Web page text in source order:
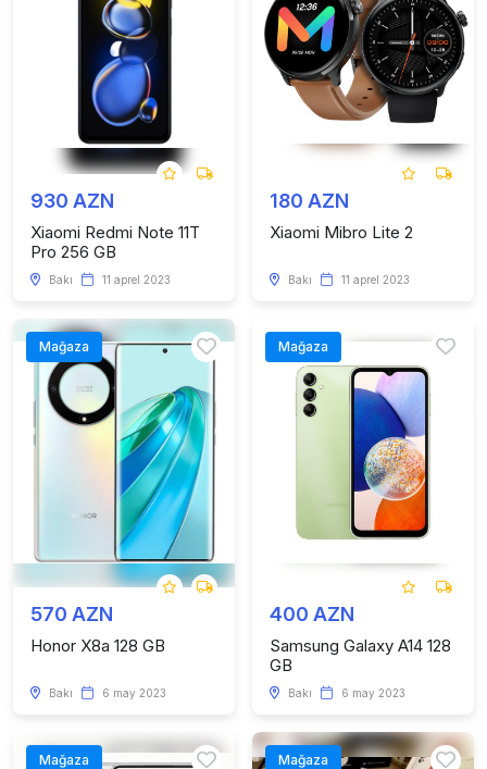
930 AZN
Xiaomi Redmi Note 11T
Pro 256 GB
Bakı 11 aprel 2023
180 AZN
Xiaomi Mibro Lite 2
Bakı 11 aprel 2023
Mağaza
570 AZN
Honor X8a 128 GB
Bakı 6 may 2023
Mağaza
400 AZN
Samsung Galaxy A14 128
GB
Bakı 6 may 2023
Mağaza Mağaza